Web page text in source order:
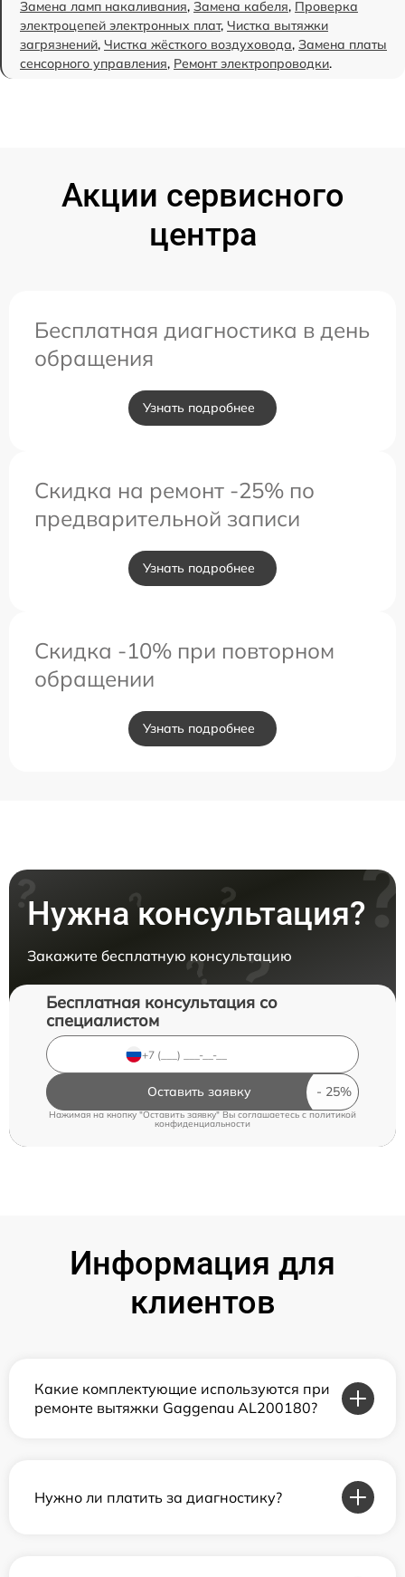
Замена ламп накаливания, Замена кабеля, Проверка
электроцепей электронных плат, Чистка вытяжки
загрязнений, Чистка жёсткого воздуховода, Замена платы
сенсорного управления, Ремонт электропроводки.
Акции сервисного
центра
Бесплатная диагностика в день
обращения
Узнать подробнее
Скидка на ремонт -25% по
предварительной записи
Узнать подробнее
Скидка -10% при повторном
обращении
Узнать подробнее
Нужна консультация?
Закажите бесплатную консультацию
Бесплатная консультация со
специалистом
Оставить заявку
Нажимая на кнопку "Оставить заявку" Вы соглашаетесь c политикой
конфиденциальности
Информация для
клиентов
Какие комплектующие используются при
ремонте вытяжки Gaggenau AL200180?
Нужно ли платить за диагностику?